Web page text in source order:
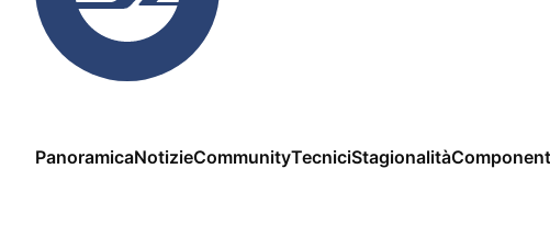
PanoramicaNotizieCommunityTecniciStagionalità